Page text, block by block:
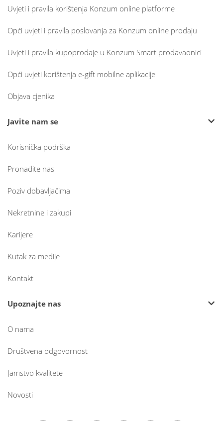
Uvjeti i pravila korištenja Konzum online platforme
Opći uvjeti i pravila poslovanja za Konzum online prodaju
Uvjeti i pravila kupoprodaje u Konzum Smart prodavaonici
Opći uvjeti korištenja e-gift mobilne aplikacije
Objava cjenika
Javite nam se
Korisnička podrška
Pronađite nas
Poziv dobavljačima
Nekretnine i zakupi
Karijere
Kutak za medije
Kontakt
Upoznajte nas
O nama
Društvena odgovornost
Jamstvo kvalitete
Novosti